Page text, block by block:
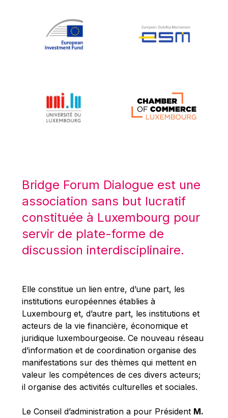
Klaus-Heiner Lehne
Koen LENAERTS
Lars Heikensten
Lucas Papademos
Máire Geoghegan-Quinn
Mario Centeno
Mario Monti
Maroš ŠEFČOVIČ
Martin Bailey
Martine Reicherts
Michael Sohlman
Michel Goedert
Mireille Delmas-Marty
Nobuo Tanaka
Otmar Issing
Paolo Mengozzi
Paschal Donohoe
Pat Cox
Bridge Forum Dialogue est une
association sans but lucratif
constituée à Luxembourg pour
servir de plate-forme de
discussion interdisciplinaire.
Elle constitue un lien entre, d’une part, les
institutions européennes établies à
Luxembourg et, d’autre part, les institutions et
acteurs de la vie financière, économique et
juridique luxembourgeoise. Ce nouveau réseau
d’information et de coordination organise des
manifestations sur des thèmes qui mettent en
valeur les compétences de ces divers acteurs;
il organise des activités culturelles et sociales.
Le Conseil d’administration a pour Président M.